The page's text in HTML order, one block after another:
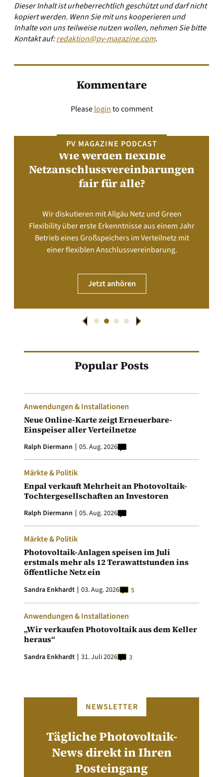
Dieser Inhalt ist urheberrechtlich geschützt und darf nicht
kopiert werden. Wenn Sie mit uns kooperieren und
Inhalte von uns teilweise nutzen wollen, nehmen Sie bitte
Kontakt auf:redaktion@pv-magazine.com.
Kommentare
Pleaseloginto comment
PV MAGAZINE PODCAST
Wie werden flexible
Netzanschlussvereinbarungen
fair für alle?
Wir diskutieren mit Allgäu Netz und Green
Flexibility über erste Erkenntnisse aus einem Jahr
Betrieb eines Großspeichers im Verteilnetz mit
einer flexiblen Anschlussvereinbarung.
Jetzt anhören
Popular Posts
Anwendungen & Installationen
Neue Online-Karte zeigt Erneuerbare-
Einspeiser aller Verteilnetze
Ralph Diermann 05. Aug. 2026
Märkte & Politik
Enpal verkauft Mehrheit an Photovoltaik-
Tochtergesellschaften an Investoren
Ralph Diermann 05. Aug. 2026
Märkte & Politik
Photovoltaik-Anlagen speisen im Juli
erstmals mehr als 12 Terawattstunden ins
öffentliche Netz ein
Sandra Enkhardt 03. Aug. 2026 5
Anwendungen & Installationen
„Wir verkaufen Photovoltaik aus dem Keller
heraus“
Sandra Enkhardt 31. Juli 2026 3
NEWSLETTER
Tägliche Photovoltaik-
News direkt in Ihren
Posteingang